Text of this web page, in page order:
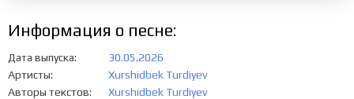
Информация о песне:
Дата выпуска
30.05.2026
Артисты
Xurshidbek Turdiyev
Авторы текстов
Xurshidbek Turdiyev